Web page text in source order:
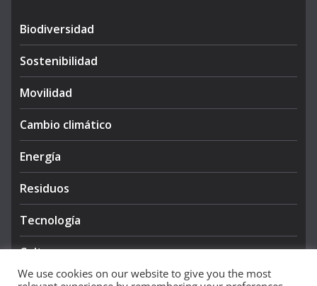
Biodiversidad
Sostenibilidad
Movilidad
Cambio climático
Energía
Residuos
Tecnología
Cultura
We use cookies on our website to give you the most